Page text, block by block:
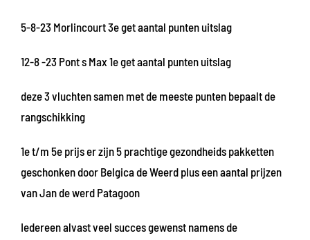
5-8-23 Morlincourt 3e get aantal punten uitslag
12-8 -23 Pont s Max 1e get aantal punten uitslag
deze 3 vluchten samen met de meeste punten bepaalt de
rangschikking
1e t/m 5e prijs er zijn 5 prachtige gezondheids pakketten
geschonken door Belgica de Weerd plus een aantal prijzen
van Jan de werd Patagoon
Iedereen alvast veel succes gewenst namens de